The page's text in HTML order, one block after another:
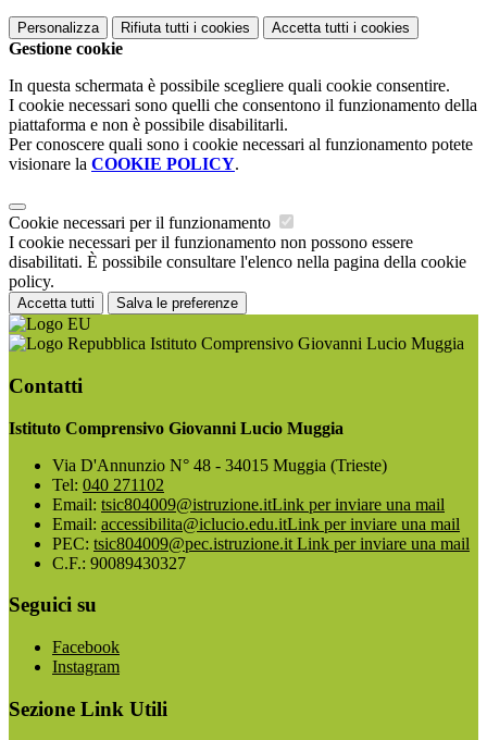
Personalizza Rifiuta tutti i cookies Accetta tutti i cookies
Gestione cookie
In questa schermata è possibile scegliere quali cookie consentire.
I cookie necessari sono quelli che consentono il funzionamento della
piattaforma e non è possibile disabilitarli.
Per conoscere quali sono i cookie necessari al funzionamento potete
visionare la COOKIE POLICY.
Cookie necessari per il funzionamento
I cookie necessari per il funzionamento non possono essere
disabilitati. È possibile consultare l'elenco nella pagina della cookie
policy.
Accetta tutti Salva le preferenze
Istituto Comprensivo Giovanni Lucio Muggia
Contatti
Istituto Comprensivo Giovanni Lucio Muggia
Via D'Annunzio N° 48 - 34015 Muggia (Trieste)
Tel: 040 271102
Email: tsic804009@istruzione.itLink per inviare una mail
Email: accessibilita@iclucio.edu.itLink per inviare una mail
PEC: tsic804009@pec.istruzione.it Link per inviare una mail
C.F.: 90089430327
Seguici su
Facebook
Instagram
Sezione Link Utili